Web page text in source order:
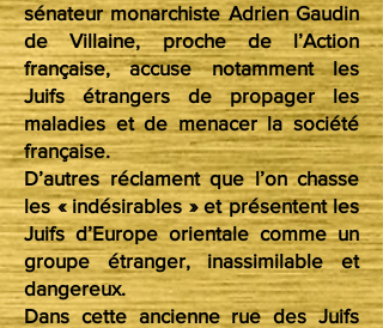
sénateur monarchiste Adrien Gaudin
de Villaine, proche de l’Action
française, accuse notamment les
Juifs étrangers de propager les
maladies et de menacer la société
française.
D’autres réclament que l’on chasse
les « indésirables » et présentent les
Juifs d’Europe orientale comme un
groupe étranger, inassimilable et
dangereux.
Dans cette ancienne rue des Juifs